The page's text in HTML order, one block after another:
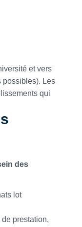
et vers
possibles). Les
qui
des
lot
prestation,